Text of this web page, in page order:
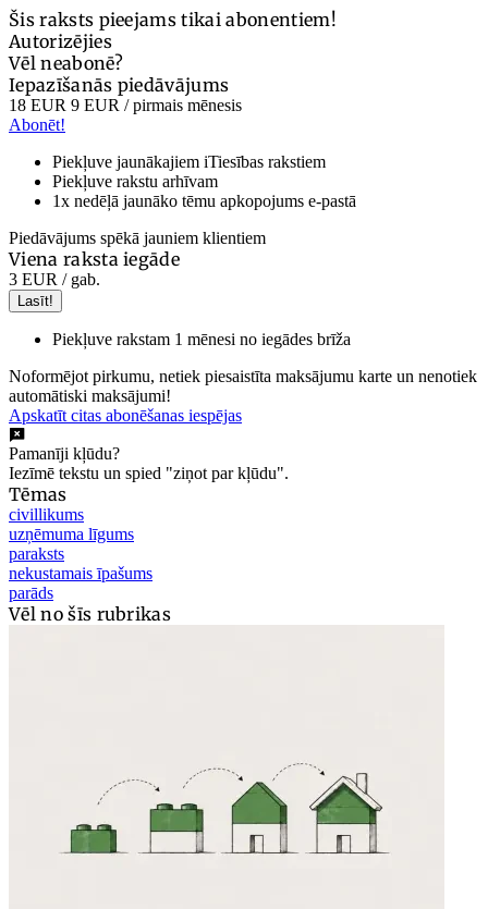
Šis raksts pieejams tikai abonentiem!
Autorizējies
Vēl neabonē?
Iepazīšanās piedāvājums
18 EUR 9 EUR / pirmais mēnesis
Abonēt!
Piekļuve jaunākajiem iTiesības rakstiem
Piekļuve rakstu arhīvam
1x nedēļā jaunāko tēmu apkopojums e-pastā
Piedāvājums spēkā jauniem klientiem
Viena raksta iegāde
3 EUR / gab.
Lasīt!
Piekļuve rakstam 1 mēnesi no iegādes brīža
Noformējot pirkumu, netiek piesaistīta maksājumu karte un nenotiek
automātiski maksājumi!
Apskatīt citas abonēšanas iespējas
Pamanīji kļūdu?
Iezīmē tekstu un spied "ziņot par kļūdu".
Tēmas
civillikums
uzņēmuma līgums
paraksts
nekustamais īpašums
parāds
Vēl no šīs rubrikas